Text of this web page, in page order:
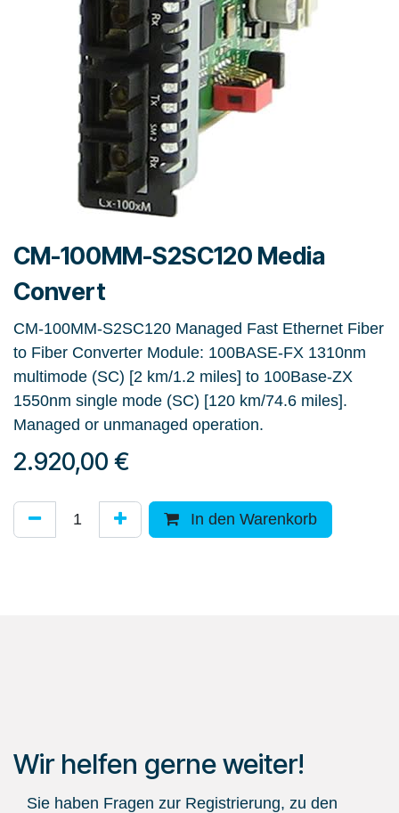
CM-100MM-S2SC120 Media
Convert
CM-100MM-S2SC120 Managed Fast Ethernet Fiber
to Fiber Converter Module: 100BASE-FX 1310nm
multimode (SC) [2 km/1.2 miles] to 100Base-ZX
1550nm single mode (SC) [120 km/74.6 miles].
Managed or unmanaged operation.
2.920,00 €
In den Warenkorb
Wir helfen gerne weiter!
Sie haben Fragen zur Registrierung, zu den